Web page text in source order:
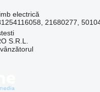
electrică
21680277,
S.R.L.